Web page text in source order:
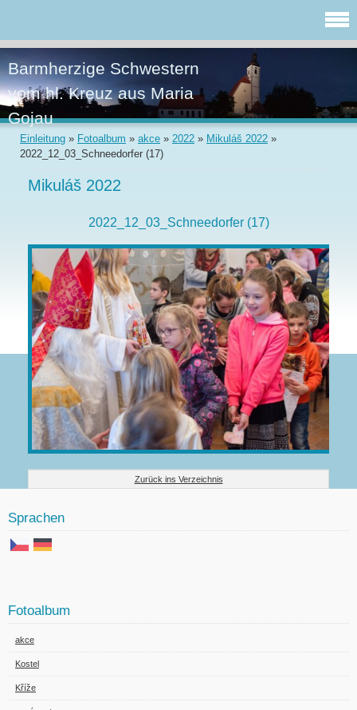
Barmherzige Schwestern
vom hl. Kreuz aus Maria
Gojau
Einleitung » Fotoalbum » akce » 2022 » Mikuláš 2022 »
2022_12_03_Schneedorfer (17)
Mikuláš 2022
2022_12_03_Schneedorfer (17)
Zurück ins Verzeichnis
Sprachen
Fotoalbum
akce
Kostel
Kříže